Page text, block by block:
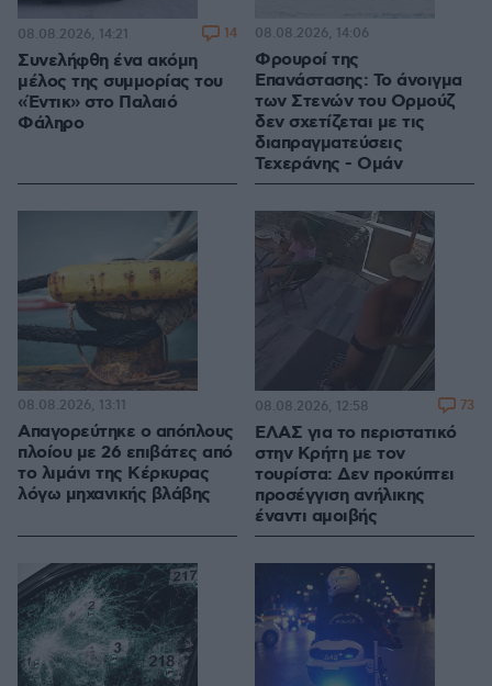
Συνελήφθη ένα ακόμη
μέλος της συμμορίας του
«Έντικ» στο Παλαιό
Φάληρο
08.08.2026, 14:21 14
Φρουροί της
Επανάστασης: Το άνοιγμα
των Στενών του Ορμούζ
δεν σχετίζεται με τις
διαπραγματεύσεις
Τεχεράνης - Ομάν
08.08.2026, 14:06
Απαγορεύτηκε ο απόπλους
πλοίου με 26 επιβάτες από
το λιμάνι της Κέρκυρας
λόγω μηχανικής βλάβης
08.08.2026, 13:11
ΕΛΑΣ για το περιστατικό
στην Κρήτη με τον
τουρίστα: Δεν προκύπτει
προσέγγιση ανήλικης
έναντι αμοιβής
08.08.2026, 12:58 73